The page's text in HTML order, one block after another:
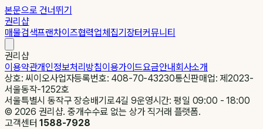
본문으로 건너뛰기
권리샵
매물검색프랜차이즈협력업체집기장터커뮤니티
권리샵
이용약관개인정보처리방침이용가이드요금안내회사소개
상호: 씨이오사업자등록번호: 408-70-43230통신판매업: 제2023-
서울동작-1252호
서울특별시 동작구 장승배기로4길 9운영시간: 평일 09:00 - 18:00
© 2026 권리샵. 중개수수료 없는 상가 직거래 플랫폼.
고객센터1588-7928